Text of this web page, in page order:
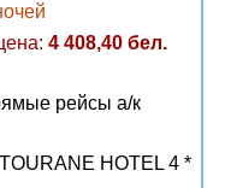
4 408,40 бел.
рейсы а/к
HOTEL 4 *